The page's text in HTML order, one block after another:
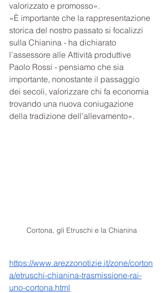
valorizzato e promosso».
«È importante che la rappresentazione
storica del nostro passato si focalizzi
sulla Chianina - ha dichiarato
l’assessore alle Attività produttive
Paolo Rossi - pensiamo che sia
importante, nonostante il passaggio
dei secoli, valorizzare chi fa economia
trovando una nuova coniugazione
della tradizione dell’allevamento».
Cortona, gli Etruschi e la Chianina
https://www.arezzonotizie.it/zone/corton
a/etruschi-chianina-trasmissione-rai-
uno-cortona.html